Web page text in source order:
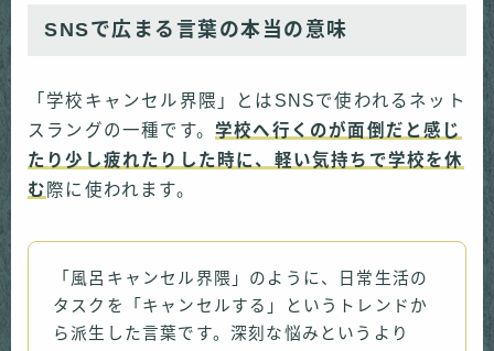
SNSで広まる言葉の本当の意味
「学校キャンセル界隈」とはSNSで使われるネット
スラングの一種です。 学校へ行くのが面倒だと感じ
たり少し疲れたりした時に、軽い気持ちで学校を休
む 際に使われます。
「風呂キャンセル界隈」のように、日常生活の
タスクを「キャンセルする」というトレンドか
ら派生した言葉です。深刻な悩みというより